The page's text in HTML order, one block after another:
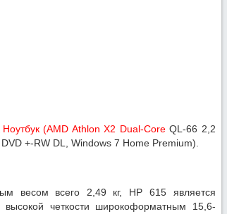
(AMD Athlon X2 Dual-CoreQL-66 2,2
+-RW DL, Windows 7 Home Premium).
весом всего 2,49 кг, НР 615 является
высокой четкости широкоформатным 15,6-